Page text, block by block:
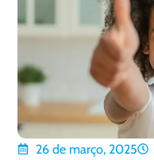
26 de março, 2025